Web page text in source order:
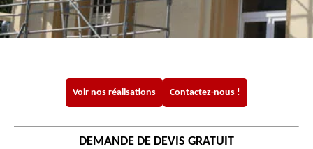
Voir nos réalisations Contactez-nous !
DEMANDE DE DEVIS GRATUIT